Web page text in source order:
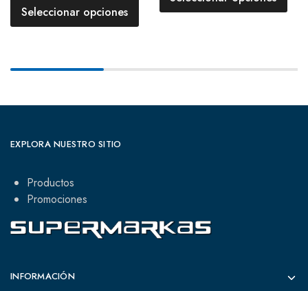
Seleccionar opciones
EXPLORA NUESTRO SITIO
Productos
Promociones
INFORMACIÓN